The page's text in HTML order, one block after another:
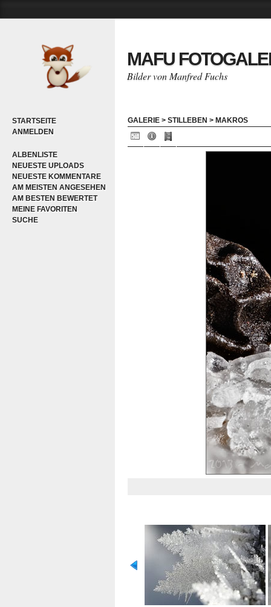
STARTSEITE
ANMELDEN
ALBENLISTE
NEUESTE UPLOADS
NEUESTE KOMMENTARE
AM MEISTEN ANGESEHEN
AM BESTEN BEWERTET
MEINE FAVORITEN
SUCHE
MAFU
Bilder von Manfred Fuchs
GALERIE > STILLEBEN > MAKROS